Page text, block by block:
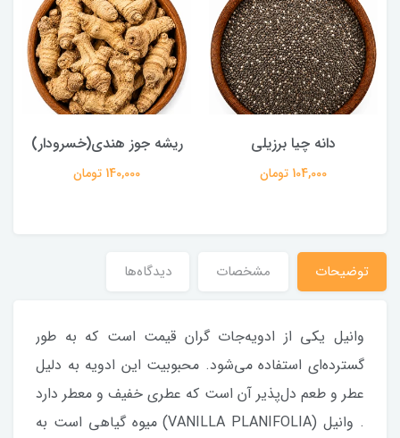
دانه چیا برزیلی
104,000 تومان
ریشه جوز هندی(خسرودار)
140,000 تومان
توضیحات مشخصات دیدگاه‌ها
وانیل یکی از ادویه‌جات گران قیمت است که به طور
گسترده‌ای استفاده می‌شود. محبوبیت این ادویه به دلیل
عطر و طعم دل‌پذیر آن است که عطری خفیف و معطر دارد
. وانیل (VANILLA PLANIFOLIA) میوه گیاهی است به